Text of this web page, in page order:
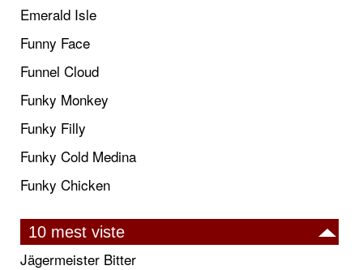
Emerald Isle
Funny Face
Funnel Cloud
Funky Monkey
Funky Filly
Funky Cold Medina
Funky Chicken
10 mest viste
Jägermeister Bitter